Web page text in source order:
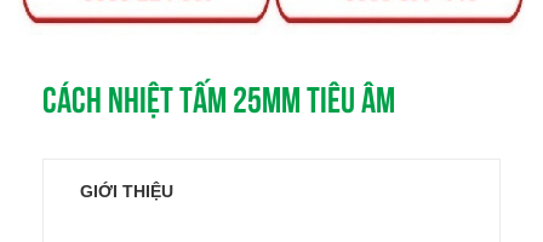
CÁCH NHIỆT TẤM 25MM TIÊU ÂM
GIỚI THIỆU